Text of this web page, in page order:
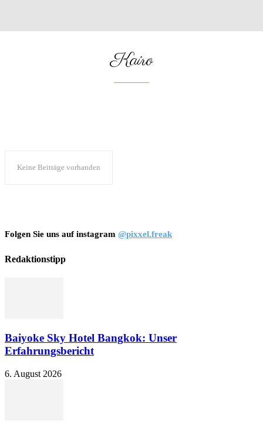
Kairo
Keine Beiträge vorhanden
Folgen Sie uns auf instagram @pixxel.freak
Redaktionstipp
Baiyoke Sky Hotel Bangkok: Unser
Erfahrungsbericht
6. August 2026